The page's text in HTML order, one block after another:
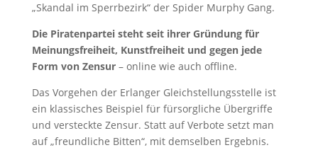
„Skandal im Sperrbezirk“ der Spider Murphy Gang.
Die Piratenpartei steht seit ihrer Gründung für
Meinungsfreiheit, Kunstfreiheit und gegen jede
Form von Zensur– online wie auch offline.
Das Vorgehen der Erlanger Gleichstellungsstelle ist
ein klassisches Beispiel für fürsorgliche Übergriffe
und versteckte Zensur. Statt auf Verbote setzt man
auf „freundliche Bitten“, mit demselben Ergebnis.